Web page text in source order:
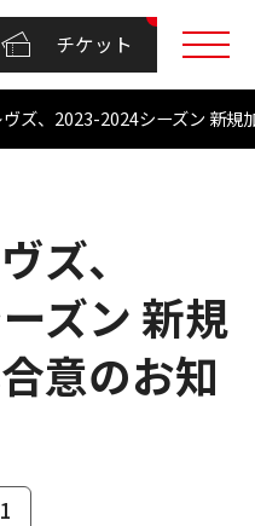
チケット
ズ、2023-2024シーズン 新規
ズ、
ズン 新規
意のお知